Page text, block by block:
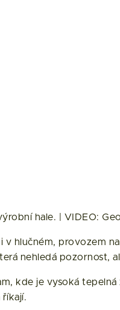
hale. | VIDEO:
v hlučném, provozem
nehledá pozornost,
kde je vysoká